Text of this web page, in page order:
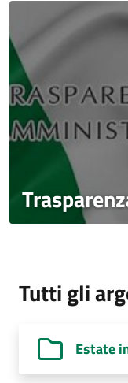
Tutti gli
Estate